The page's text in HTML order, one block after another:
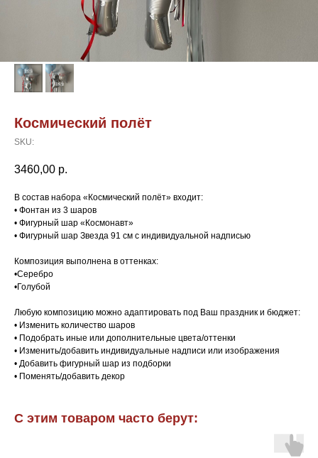
Космический полёт
SKU:
3460,00 р.
В состав набора «Космический полёт» входит:
• Фонтан из 3 шаров
• Фигурный шар «Космонавт»
• Фигурный шар Звезда 91 см с индивидуальной надписью
Композиция выполнена в оттенках:
•Серебро
•Голубой
Любую композицию можно адаптировать под Ваш праздник и бюджет:
• Изменить количество шаров
• Подобрать иные или дополнительные цвета/оттенки
• Изменить/добавить индивидуальные надписи или изображения
• Добавить фигурный шар из подборки
• Поменять/добавить декор
С этим товаром часто берут: